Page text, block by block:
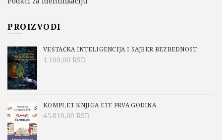
PROIZVODI
VEŠTAČKA INTELIGENCIJA I SAJBER BEZBEDNOST
1.100,00 RSD
KOMPLET KNJIGA ETF PRVA GODINA
45.810,00 RSD